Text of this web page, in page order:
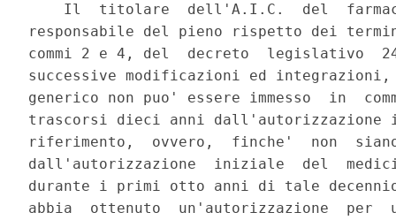
Il  titolare  dell'A.I.C.  del
responsabile del pieno rispetto dei
commi 2 e 4, del  decreto  legislativo
successive modificazioni ed
generico non puo' essere immesso  in
trascorsi dieci anni
riferimento,  ovvero,  finche'  non
dall'autorizzazione  iniziale  del
durante i primi otto anni di tale
abbia  ottenuto  un'autorizzazione